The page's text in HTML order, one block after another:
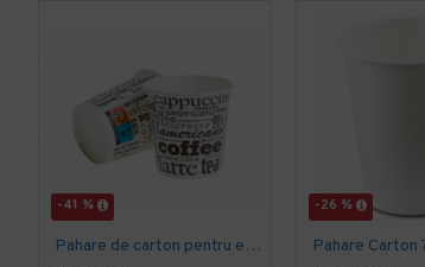
-41 %
Pahare de carton pentru espresso, 4 Oz, 50 buc/set
-26 %